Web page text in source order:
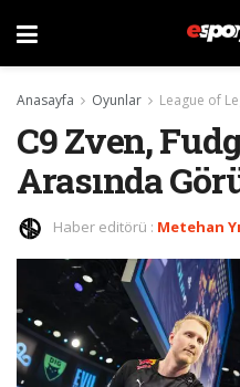
Anasayfa Oyunlar League of
C9 Zven,
Arasında
Haber editörü : Metehan